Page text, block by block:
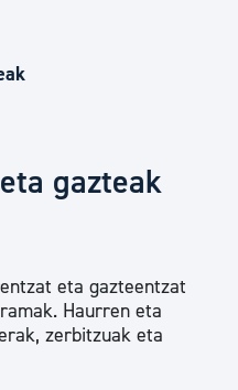
gazteak
eta gazteentzat
Haurren eta
zerbitzuak eta